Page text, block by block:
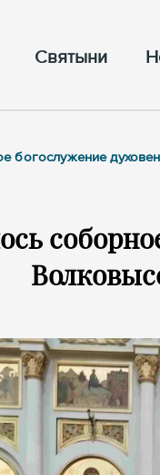
Cвятыни
богослужение